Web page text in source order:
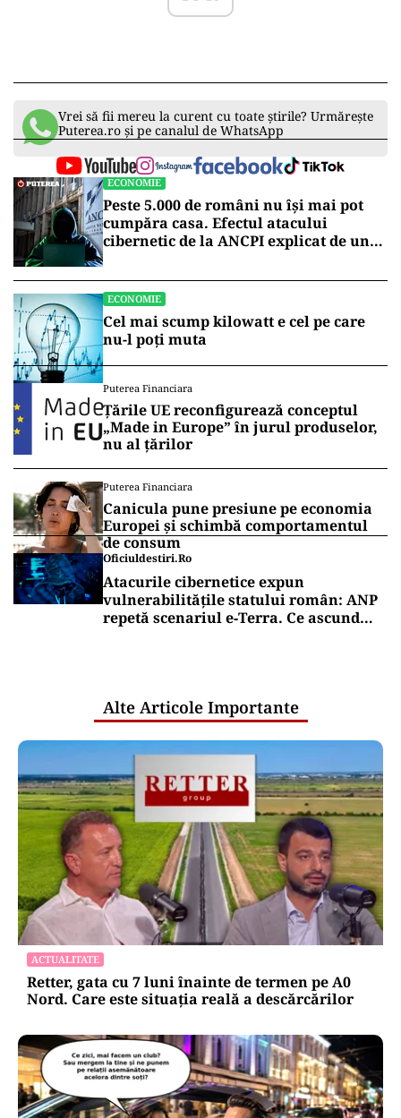
Vrei să fii mereu la curent cu toate știrile? Urmărește
Puterea.ro și pe canalul de WhatsApp
ECONOMIE
Peste 5.000 de români nu își mai pot
cumpăra casa. Efectul atacului
cibernetic de la ANCPI explicat de un
ECONOMIE
Cel mai scump kilowatt e cel pe care
nu-l poți muta
Puterea Financiara
Țările UE reconfigurează conceptul
„Made in Europe” în jurul produselor,
nu al țărilor
Puterea Financiara
Canicula pune presiune pe economia
Europei și schimbă comportamentul
de consum
Oficiuldestiri.ro
Atacurile cibernetice expun
vulnerabilitățile statului român: ANP
repetă scenariul e‑Terra. Ce ascund
Alte Articole Importante
ACTUALITATE
Retter, gata cu 7 luni înainte de termen pe A0
Nord. Care este situația reală a descărcărilor